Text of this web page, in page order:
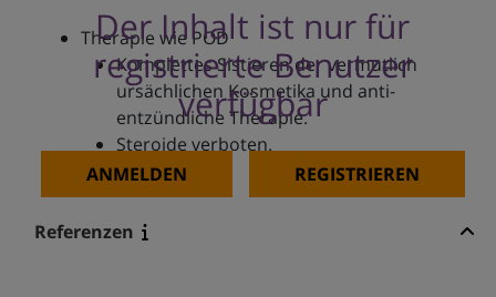
Der Inhalt ist nur für
registrierte Benutzer
verfügbar
ANMELDEN REGISTRIEREN
Therapie wie POD
Komplettes Sistieren der vermutlich
ursächlichen Kosmetika und anti-
entzündliche Therapie.
Steroide verboten.
Referenzen